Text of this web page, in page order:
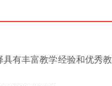
具有丰富教学经验和优秀教